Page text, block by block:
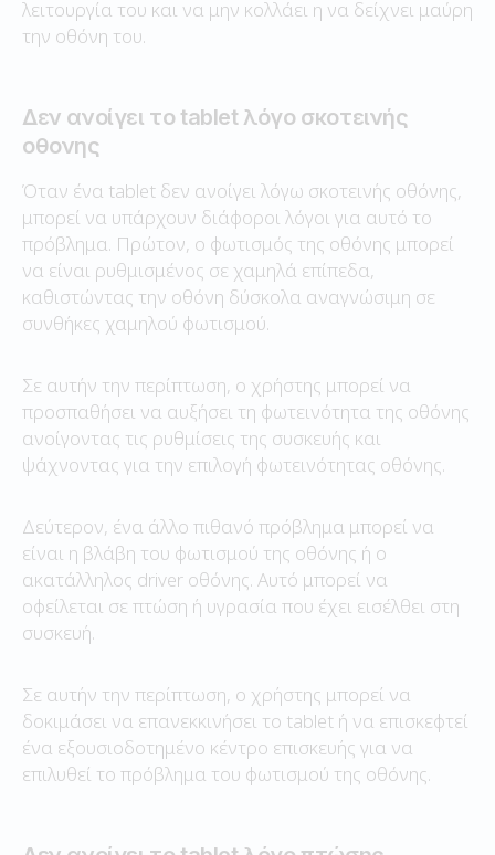
λειτουργία του και να μην κολλάει η να δείχνει μαύρη
την οθόνη του.
Δεν ανοίγει το tablet λόγο σκοτεινής
οθονης
Όταν ένα tablet δεν ανοίγει λόγω σκοτεινής οθόνης,
μπορεί να υπάρχουν διάφοροι λόγοι για αυτό το
πρόβλημα. Πρώτον, ο φωτισμός της οθόνης μπορεί
να είναι ρυθμισμένος σε χαμηλά επίπεδα,
καθιστώντας την οθόνη δύσκολα αναγνώσιμη σε
συνθήκες χαμηλού φωτισμού.
Σε αυτήν την περίπτωση, ο χρήστης μπορεί να
προσπαθήσει να αυξήσει τη φωτεινότητα της οθόνης
ανοίγοντας τις ρυθμίσεις της συσκευής και
ψάχνοντας για την επιλογή φωτεινότητας οθόνης.
Δεύτερον, ένα άλλο πιθανό πρόβλημα μπορεί να
είναι η βλάβη του φωτισμού της οθόνης ή ο
ακατάλληλος driver οθόνης. Αυτό μπορεί να
οφείλεται σε πτώση ή υγρασία που έχει εισέλθει στη
συσκευή.
Σε αυτήν την περίπτωση, ο χρήστης μπορεί να
δοκιμάσει να επανεκκινήσει το tablet ή να επισκεφτεί
ένα εξουσιοδοτημένο κέντρο επισκευής για να
επιλυθεί το πρόβλημα του φωτισμού της οθόνης.